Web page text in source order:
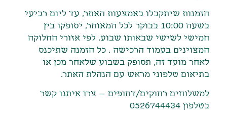
הזמנות שיתקבלו באמצעות האתר, עד ליום רביעי
בשעה
בבוקר לכל המאוחר, יסופקו בין
חמישי לשישי שבאותו שבוע. לפי אזורי החלוקה
המצוינים בעמוד הרכישה . כל הזמנה שתיכנס
לאחר מועד זה, תסופק בשבוע שלאחר מכן או
בתיאום טלפוני מראש עם הנהלת האתר.
למשלוחים רחוקים/דחופים – צרו איתנו קשר
בטלפון 0526744434